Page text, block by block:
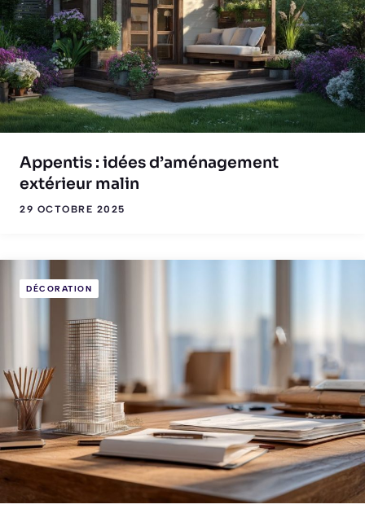
Appentis : idées d’aménagement
extérieur malin
29 OCTOBRE 2025
DÉCORATION